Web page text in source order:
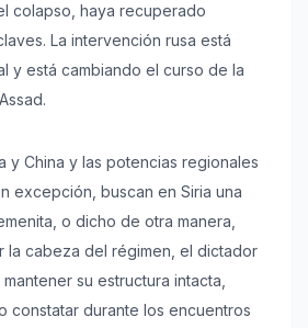
colapso, haya recuperado
La intervención rusa está
y está cambiando el curso de la
y China y las potencias regionales
excepción, buscan en Siria una
o dicho de otra manera,
la cabeza del régimen, el dictador
su estructura intacta,
constatar durante los encuentros